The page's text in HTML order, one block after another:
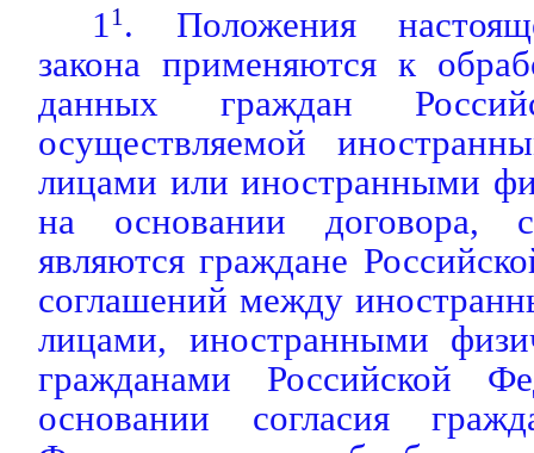
11 . Положения
закона применяются к
данных граждан
осуществляемой
лицами или иностранными
на основании договора,
являются граждане
соглашений между
лицами, иностранными
гражданами Российской
основании согласия